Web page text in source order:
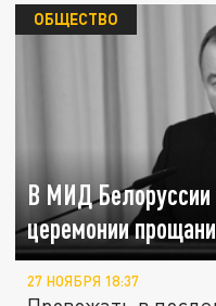
В МИД Белоруссии
церемонии
ОБЩЕСТВО
27 НОЯБРЯ 18:37